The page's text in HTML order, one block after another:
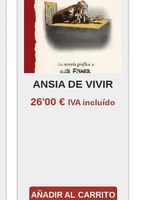
ANSIA DE VIVIR
26'00€ IVA incluído
AÑADIR AL CARRITO